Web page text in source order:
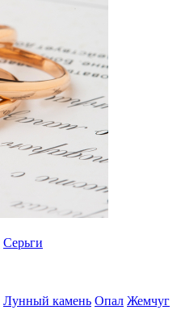
Серьги
Лунный камень Опал Жемчуг